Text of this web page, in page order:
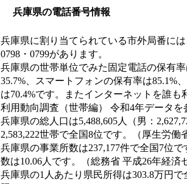
兵庫県の電話番号情報
兵庫県に割り当てられている市外局番には
0798・0799があります。
兵庫県の世帯単位でみた固定電話の保有
35.7%、スマートフォンの保有率は85.1%
は70.4%です。またインターネットを誰
利用動向調査（世帯編） 令和4年データを
兵庫県の総人口は5,488,605人（男：
2,583,222世帯で全国8位です。（厚生労働
兵庫県の事業所数は237,177件で全国7位
数は10.06人です。（総務省 平成26年経済
兵庫県の1人あたり県民所得は303.8万円